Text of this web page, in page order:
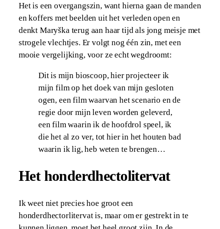
Het is een overgangszin, want hierna gaan de manden
en koffers met beelden uit het verleden open en
denkt Maryška terug aan haar tijd als jong meisje met
strogele vlechtjes. Er volgt nog één zin, met een
mooie vergelijking, voor ze echt wegdroomt:
Dit is mijn bioscoop, hier projecteer ik
mijn film op het doek van mijn gesloten
ogen, een film waarvan het scenario en de
regie door mijn leven worden geleverd,
een film waarin ik de hoofdrol speel, ik
die het al zo ver, tot hier in het houten bad
waarin ik lig, heb weten te brengen…
Het honderdhectolitervat
Ik weet niet precies hoe groot een
honderdhectorlitervat is, maar om er gestrekt in te